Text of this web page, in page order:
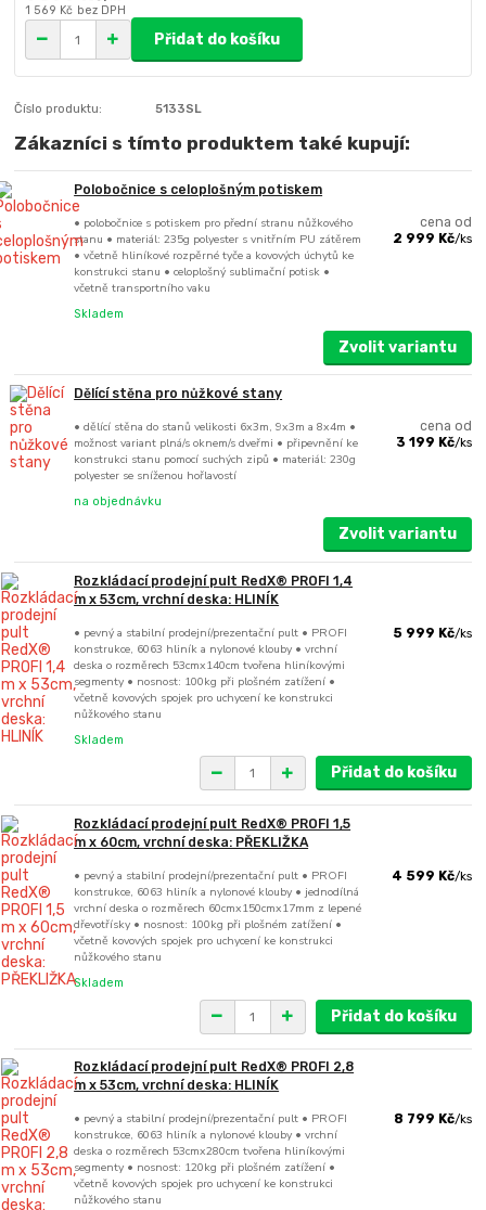
1 569 Kč bez DPH
Přidat do košíku
Číslo produktu: 5133SL
Zákazníci s tímto produktem také kupují:
Polobočnice s celoplošným potiskem
• polobočnice s potiskem pro přední stranu nůžkového
stanu • materiál: 235g polyester s vnitřním PU zátěrem
• včetně hliníkové rozpěrné tyče a kovových úchytů ke
konstrukci stanu • celoplošný sublimační potisk •
včetně transportního vaku
cena od
2 999 Kč/ks
Skladem
Zvolit variantu
Dělící stěna pro nůžkové stany
• dělící stěna do stanů velikosti 6x3m, 9x3m a 8x4m •
možnost variant plná/s oknem/s dveřmi • připevnění ke
konstrukci stanu pomocí suchých zipů • materiál: 230g
polyester se sníženou hořlavostí
cena od
3 199 Kč/ks
na objednávku
Zvolit variantu
Rozkládací prodejní pult RedX® PROFI 1,4
m x 53cm, vrchní deska: HLINÍK
• pevný a stabilní prodejní/prezentační pult • PROFI
konstrukce, 6063 hliník a nylonové klouby • vrchní
deska o rozměrech 53cmx140cm tvořena hliníkovými
segmenty • nosnost: 100kg při plošném zatížení •
včetně kovových spojek pro uchycení ke konstrukci
nůžkového stanu
5 999 Kč/ks
Skladem
Přidat do košíku
Rozkládací prodejní pult RedX® PROFI 1,5
m x 60cm, vrchní deska: PŘEKLIŽKA
• pevný a stabilní prodejní/prezentační pult • PROFI
konstrukce, 6063 hliník a nylonové klouby • jednodílná
vrchní deska o rozměrech 60cmx150cmx17mm z lepené
dřevotřísky • nosnost: 100kg při plošném zatížení •
včetně kovových spojek pro uchycení ke konstrukci
nůžkového stanu
4 599 Kč/ks
Skladem
Přidat do košíku
Rozkládací prodejní pult RedX® PROFI 2,8
m x 53cm, vrchní deska: HLINÍK
• pevný a stabilní prodejní/prezentační pult • PROFI
konstrukce, 6063 hliník a nylonové klouby • vrchní
deska o rozměrech 53cmx280cm tvořena hliníkovými
segmenty • nosnost: 120kg při plošném zatížení •
včetně kovových spojek pro uchycení ke konstrukci
nůžkového stanu
8 799 Kč/ks